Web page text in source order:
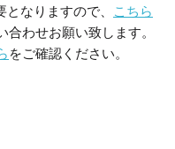
なりますので、
こちら
わせお願い致します。
をご確認ください。